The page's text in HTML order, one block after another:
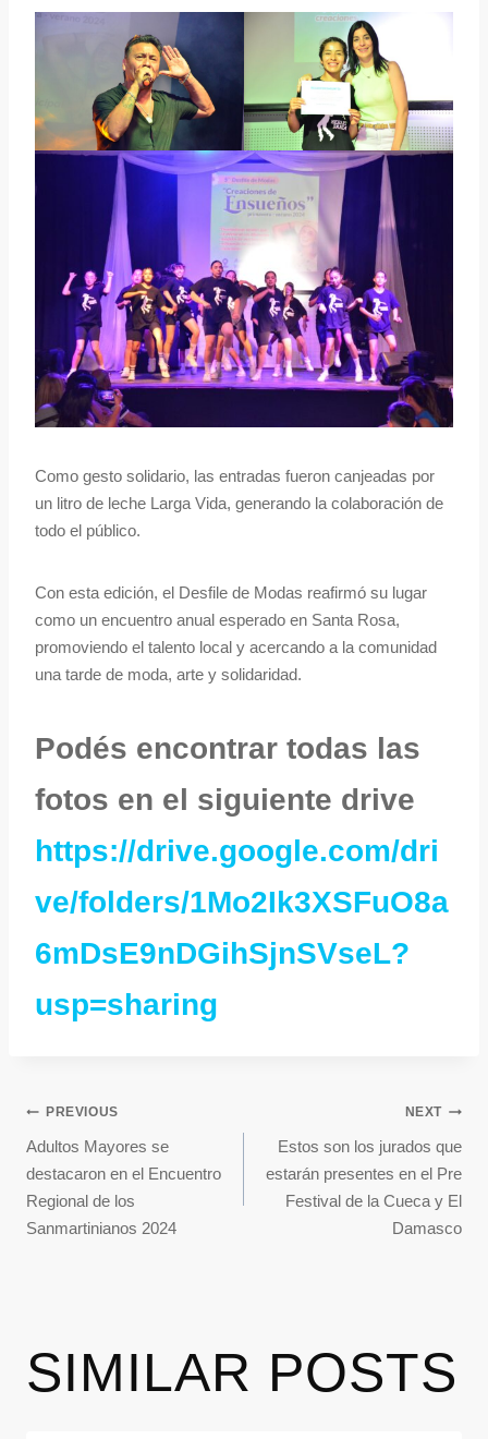
Como gesto solidario, las entradas fueron canjeadas por
un litro de leche Larga Vida, generando la colaboración de
todo el público.
Con esta edición, el Desfile de Modas reafirmó su lugar
como un encuentro anual esperado en Santa Rosa,
promoviendo el talento local y acercando a la comunidad
una tarde de moda, arte y solidaridad.
Podés encontrar todas las
fotos en el siguiente drive
https://drive.google.com/dri
ve/folders/1Mo2Ik3XSFuO8a
6mDsE9nDGihSjnSVseL?
usp=sharing
PREVIOUS
Adultos Mayores se
destacaron en el Encuentro
Regional de los
Sanmartinianos 2024
NEXT
Estos son los jurados que
estarán presentes en el Pre
Festival de la Cueca y El
Damasco
SIMILAR POSTS